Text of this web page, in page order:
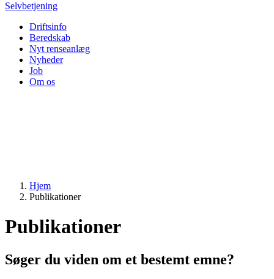
Selvbetjening
Driftsinfo
Beredskab
Nyt renseanlæg
Nyheder
Job
Om os
Hjem
Publikationer
Publikationer
Søger du viden om et bestemt emne?